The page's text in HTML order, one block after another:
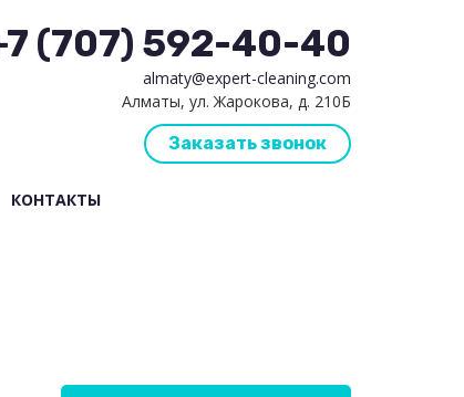
(707) 592-40-40
almaty@expert-cleaning.com
Алматы, ул. Жарокова, д. 210Б
Заказать звонок
КОНТАКТЫ